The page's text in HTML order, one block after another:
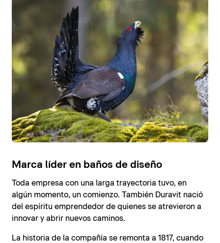
Marca líder en baños de diseño
Toda empresa con una larga trayectoria tuvo, en
algún momento, un comienzo. También Duravit nació
del espíritu emprendedor de quienes se atrevieron a
innovar y abrir nuevos caminos.
La historia de la compañía se remonta a 1817, cuando